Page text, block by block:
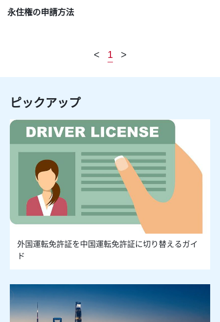
永住権の申請方法
< 1 >
ピックアップ
外国運転免許証を中国運転免許証に切り替えるガイ
ド